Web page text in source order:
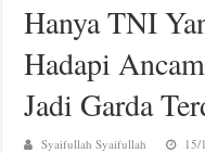
Hanya TNI
Hadapi
Jadi Garda
Syaifullah Syaifullah 15/